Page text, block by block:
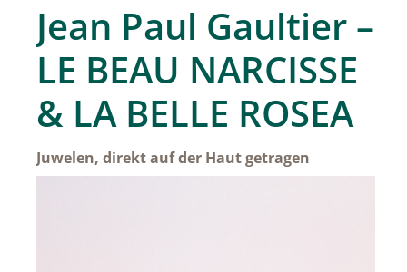
SPREAD Press Days
Achselkuss
Aromapflege Evelyn Deutsch
CAJOY
Jean Paul Gaultier –
LE BEAU NARCISSE
& LA BELLE ROSEA
Juwelen, direkt auf der Haut getragen